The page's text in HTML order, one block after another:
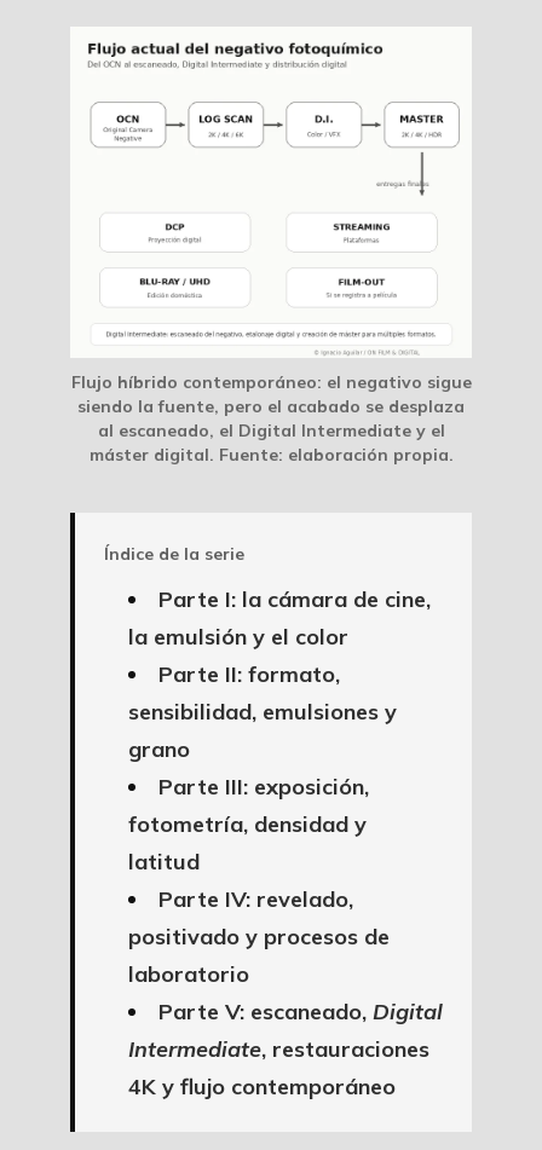
Flujo híbrido contemporáneo: el negativo sigue
siendo la fuente, pero el acabado se desplaza
al escaneado, el Digital Intermediate y el
máster digital. Fuente: elaboración propia.
Índice de la serie
Parte I: la cámara de cine,
la emulsión y el color
Parte II: formato,
sensibilidad, emulsiones y
grano
Parte III: exposición,
fotometría, densidad y
latitud
Parte IV: revelado,
positivado y procesos de
laboratorio
Parte V: escaneado, Digital
Intermediate, restauraciones
4K y flujo contemporáneo